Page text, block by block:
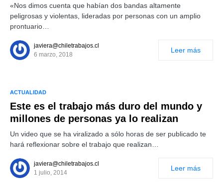
«Nos dimos cuenta que habían dos bandas altamente
peligrosas y violentas, lideradas por personas con un amplio
prontuario…
javiera@chiletrabajos.cl
6 marzo, 2018
Leer más
ACTUALIDAD
Este es el trabajo más duro del mundo y
millones de personas ya lo realizan
Un video que se ha viralizado a sólo horas de ser publicado te
hará reflexionar sobre el trabajo que realizan…
javiera@chiletrabajos.cl
1 julio, 2014
Leer más